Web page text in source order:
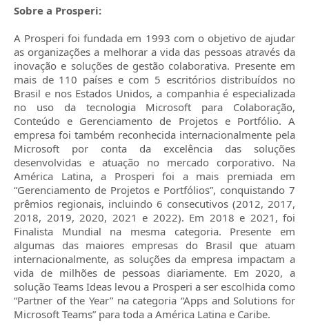
Sobre a Prosperi:
A Prosperi foi fundada em 1993 com o objetivo de ajudar
as organizações a melhorar a vida das pessoas através da
inovação e soluções de gestão colaborativa. Presente em
mais de 110 países e com 5 escritórios distribuídos no
Brasil e nos Estados Unidos, a companhia é especializada
no uso da tecnologia Microsoft para Colaboração,
Conteúdo e Gerenciamento de Projetos e Portfólio. A
empresa foi também reconhecida internacionalmente pela
Microsoft por conta da excelência das soluções
desenvolvidas e atuação no mercado corporativo. Na
América Latina, a Prosperi foi a mais premiada em
“Gerenciamento de Projetos e Portfólios”, conquistando 7
prêmios regionais, incluindo 6 consecutivos (2012, 2017,
2018, 2019, 2020, 2021 e 2022). Em 2018 e 2021, foi
Finalista Mundial na mesma categoria. Presente em
algumas das maiores empresas do Brasil que atuam
internacionalmente, as soluções da empresa impactam a
vida de milhões de pessoas diariamente. Em 2020, a
solução Teams Ideas levou a Prosperi a ser escolhida como
“Partner of the Year” na categoria “Apps and Solutions for
Microsoft Teams” para toda a América Latina e Caribe.